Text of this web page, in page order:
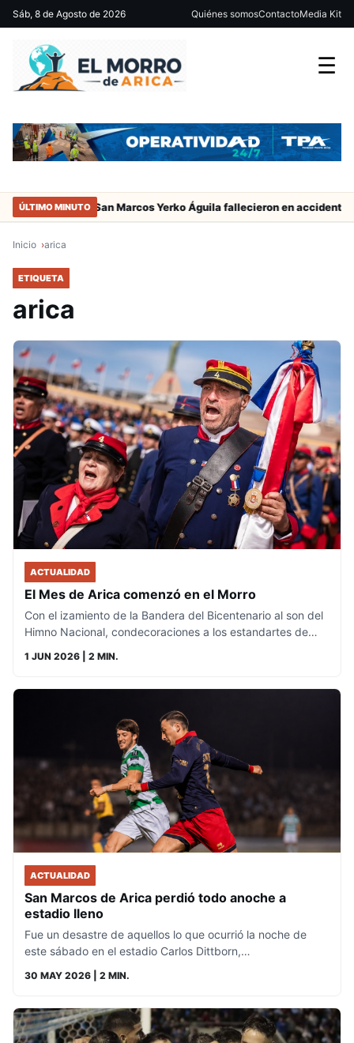
Sáb, 8 de Agosto de 2026 Quiénes somosContactoMedia Kit
☰
ÚLTIMO MINUTO
jugador de San Marcos Yerko Águila fallecieron en accidente de
Inicio arica
ETIQUETA
arica
ACTUALIDAD
El Mes de Arica comenzó en el Morro
Con el izamiento de la Bandera del Bicentenario al son del
Himno Nacional, condecoraciones a los estandartes de…
1 JUN 2026 | 2 MIN.
ACTUALIDAD
San Marcos de Arica perdió todo anoche a
estadio lleno
Fue un desastre de aquellos lo que ocurrió la noche de
este sábado en el estadio Carlos Dittborn,…
30 MAY 2026 | 2 MIN.